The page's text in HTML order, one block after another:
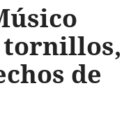
tornillos,
de